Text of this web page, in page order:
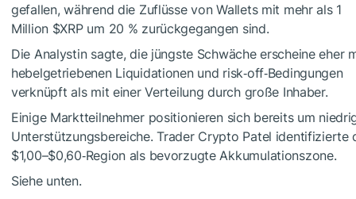
gefallen, während die Zuflüsse von Wallets mit mehr als 1
Million $XRPum 20 % zurückgegangen sind.
Die Analystin sagte, die jüngste Schwäche erscheine eher
hebelgetriebenen Liquidationen und risk‑off‑Bedingungen
verknüpft als mit einer Verteilung durch große Inhaber.
Einige Marktteilnehmer positionieren sich bereits um
Unterstützungsbereiche. Trader Crypto Patel identifizierte
$1,00–$0,60‑Region als bevorzugte Akkumulationszone.
Siehe unten.